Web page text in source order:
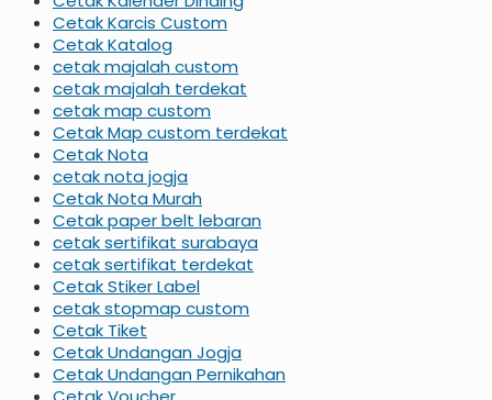
Cetak Karcis Custom
Cetak Katalog
cetak majalah custom
cetak majalah terdekat
cetak map custom
Cetak Map custom terdekat
Cetak Nota
cetak nota jogja
Cetak Nota Murah
Cetak paper belt lebaran
cetak sertifikat surabaya
cetak sertifikat terdekat
Cetak Stiker Label
cetak stopmap custom
Cetak Tiket
Cetak Undangan Jogja
Cetak Undangan Pernikahan